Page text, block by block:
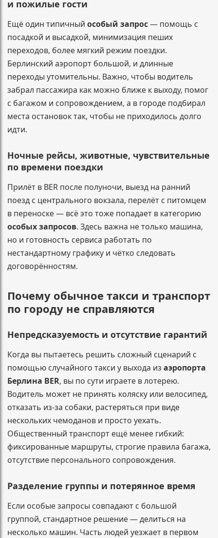
и пожилые гости
Ещё один типичный особый запрос— помощь с
посадкой и высадкой, минимизация пеших
переходов, более мягкий режим поездки.
Берлинский аэропорт большой, и длинные
переходы утомительны. Важно, чтобы водитель
забрал пассажира как можно ближе к выходу, помог
с багажом и сопровождением, а в городе подбирал
места остановок так, чтобы не приходилось долго
идти.
Ночные рейсы, животные, чувствительные
по времени поездки
Прилёт в BER после полуночи, выезд на ранний
поезд с центрального вокзала, перелёт с питомцем
в переноске — всё это тоже попадает в категорию
особых запросов. Здесь важна не только машина,
но и готовность сервиса работать по
нестандартному графику и чётко следовать
договорённостям.
Почему обычное такси и транспорт
по городу не справляются
Непредсказуемость и отсутствие гарантий
Когда вы пытаетесь решить сложный сценарий с
помощью случайного такси у выхода из аэропорта
Берлина BER, вы по сути играете в лотерею.
Водитель может не принять коляску или велосипед,
отказать из-за собаки, растеряться при виде
нескольких чемоданов и просто уехать.
Общественный транспорт ещё менее гибкий:
фиксированные маршруты, строгие правила багажа,
отсутствие персонального сопровождения.
Разделение группы и потерянное время
Если особые запросы совпадают с большой
группой, стандартное решение — делиться на
несколько машин. Часть людей уезжает в первом